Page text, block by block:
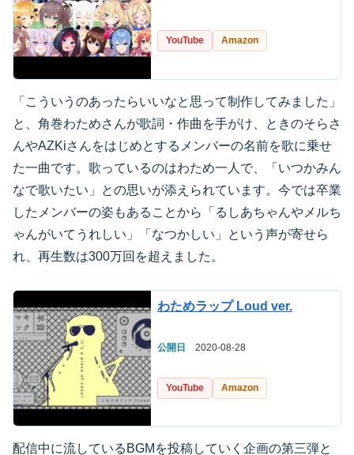
YouTube Amazon
「こういうのあったらいいなと思って制作してみました」
と、角巻わためさんが歌詞・作曲を手がけ、ときのそらさ
んやAZKiさんをはじめとするメンバーの名前を歌に乗せ
た一曲です。歌っているのはわため一人で、「いつかみん
なで歌いたい」との思いが添えられています。今では卒業
したメンバーの姿もあることから「るしあちゃんやメルち
ゃんがいてうれしい」「なつかしい」という声が寄せら
れ、再生数は300万回を超えました。
わためラップ Loud ver.
公開日 2020-08-28
YouTube Amazon
配信中に流しているBGMを投稿していく企画の第三弾と